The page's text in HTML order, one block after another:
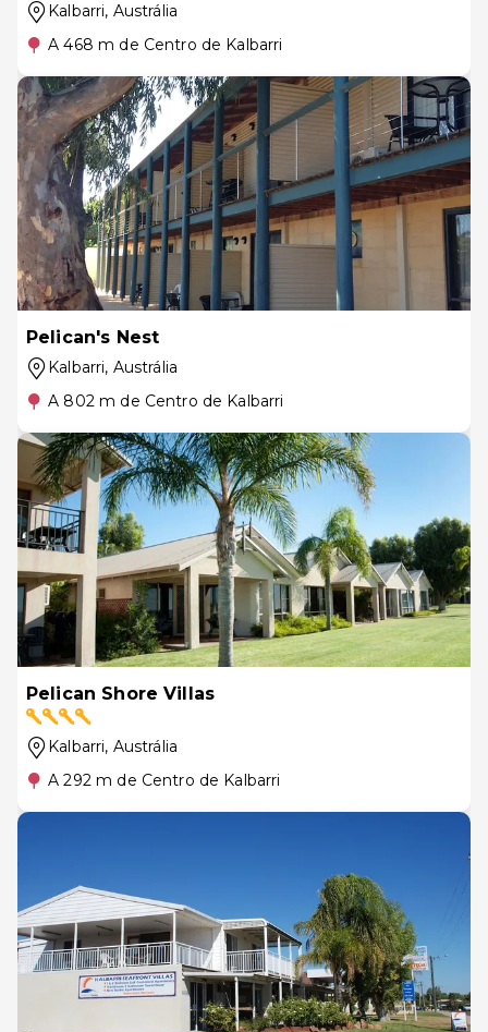
Kalbarri, Austrália
A 468 m de Centro de Kalbarri
Pelican's Nest
Kalbarri, Austrália
A 802 m de Centro de Kalbarri
Pelican Shore Villas
Kalbarri, Austrália
A 292 m de Centro de Kalbarri